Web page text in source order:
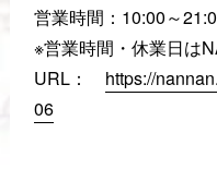
営業時間：10:00～
※営業時間・休業日は
URL： https://
06